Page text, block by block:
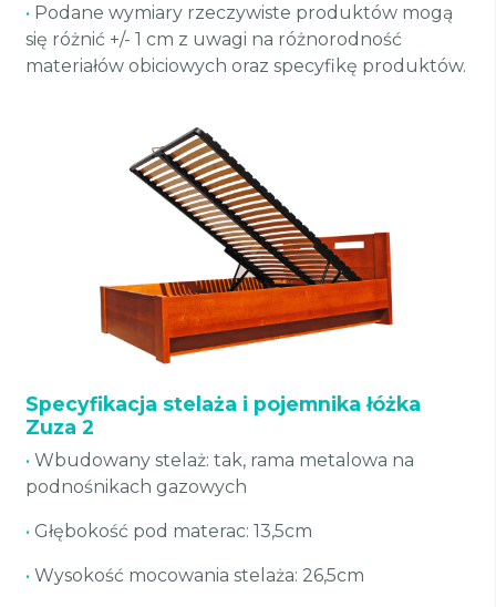
• Podane wymiary rzeczywiste produktów mogą
się różnić +/- 1 cm z uwagi na różnorodność
materiałów obiciowych oraz specyfikę produktów.
Specyfikacja stelaża i pojemnika łóżka
Zuza 2
• Wbudowany stelaż: tak, rama metalowa na
podnośnikach gazowych
• Głębokość pod materac: 13,5cm
• Wysokość mocowania stelaża: 26,5cm